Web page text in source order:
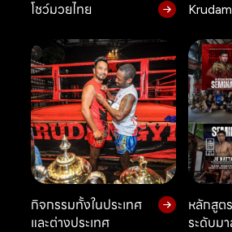
โชว์มวยไทย
กิจกรรมทั้งในประเทศ
และต่างประเทศ
หลักสูต
ระดับม